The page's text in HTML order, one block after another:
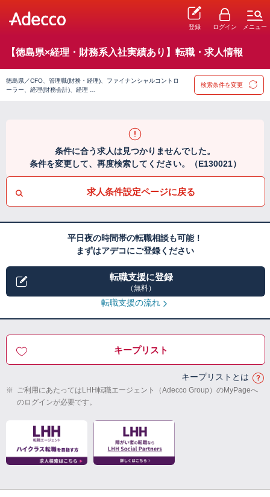
登録 ログイン メニュー
【徳島県×経理・財務系入社実績あり】転職・求人情報
徳島県／CFO、管理職(財務・経理)、ファイナンシャルコントロ
ーラー、経理(財務会計)、経理 …
検索条件を変更
条件に合う求人は見つかりませんでした。
条件を変更して、再度検索してください。（E130021）
求人条件設定ページに戻る
平日夜の時間帯の転職相談も可能！
まずはアデコにご登録ください
転職支援に登録
（無料）
転職支援の流れ
キープリスト
キープリストとは
※ ご利用にあたってはLHH転職エージェント（Adecco Group）のMyPageへ
のログインが必要です。